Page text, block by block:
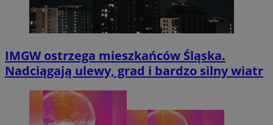
IMGW ostrzega mieszkańców Śląska.
Nadciągają ulewy, grad i bardzo silny wiatr